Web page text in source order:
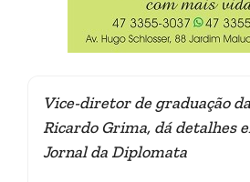
Vice-diretor de graduação
Ricardo Grima, dá detalhes
Jornal da Diplomata